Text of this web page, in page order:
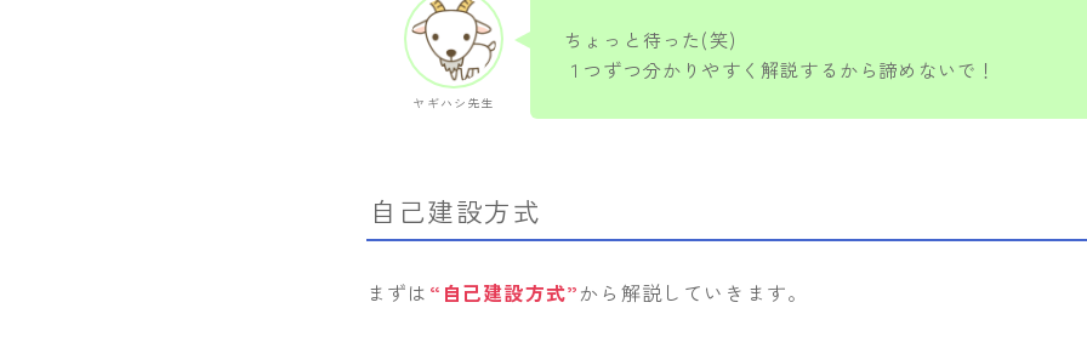
ヤギハシ先生
ちょっと待った(笑)
１つずつ分かりやすく解説するから諦めないで！
自己建設方式
まずは “自己建設方式”から解説していきます。